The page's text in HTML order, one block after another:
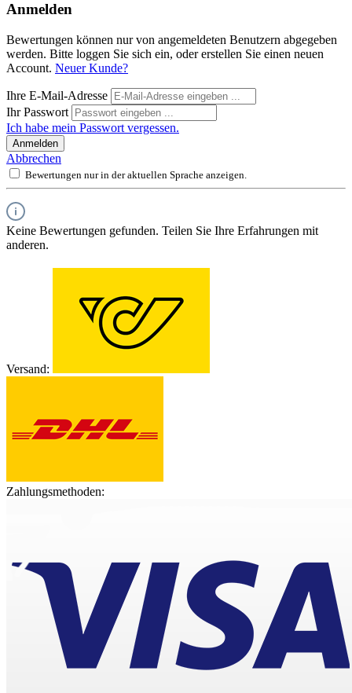
Anmelden
Bewertungen können nur von angemeldeten Benutzern abgegeben
werden. Bitte loggen Sie sich ein, oder erstellen Sie einen neuen
Account. Neuer Kunde?
Ihre E-Mail-Adresse
Ihr Passwort
Ich habe mein Passwort vergessen.
Anmelden
Abbrechen
Bewertungen nur in der aktuellen Sprache anzeigen.
Keine Bewertungen gefunden. Teilen Sie Ihre Erfahrungen mit
anderen.
Versand:
Zahlungsmethoden: